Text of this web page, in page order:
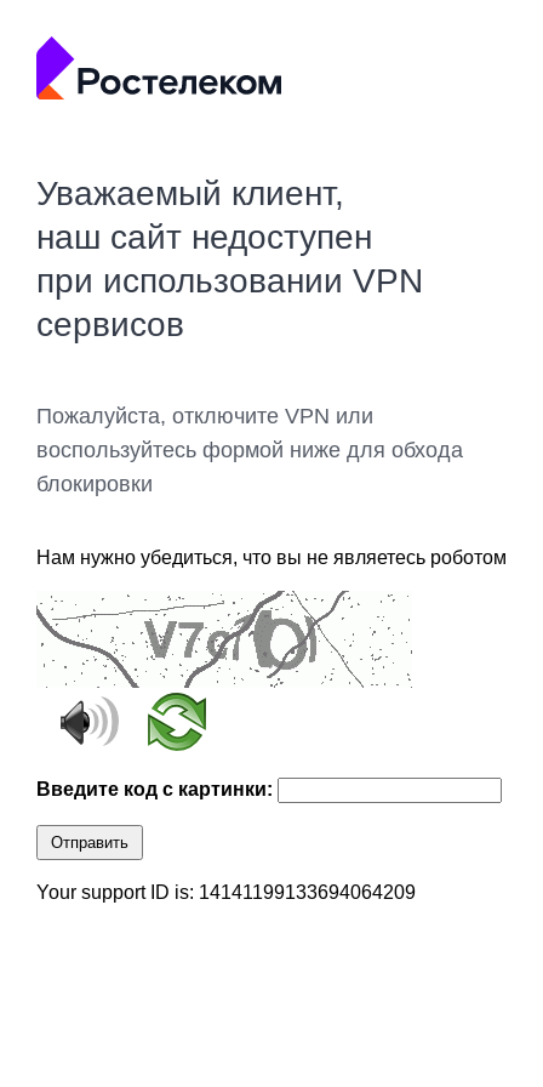
Уважаемый клиент,
наш сайт недоступен
при использовании VPN
сервисов
Пожалуйста, отключите VPN или
воспользуйтесь формой ниже для обхода
блокировки
Нам нужно убедиться, что вы не являетесь роботом
Введите код с картинки:
Отправить
Your support ID is: 14141199133694064209